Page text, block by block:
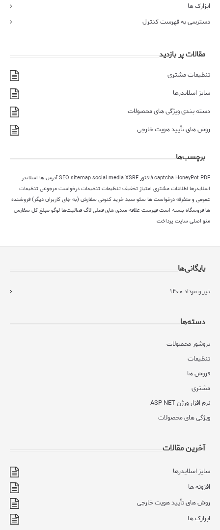
ابزارک ها
دسترسی به فهرست کنترل
مقالات پر بازدید
تنظیمات مشتری
سایز اسلایدرها
دسته بندی ویژگی های محصولات
روش های تأیید هویت خارجی
برچسب‌ها
captcha HoneyPot PDF فاکتور SEO sitemapsocial mediaXSRF آدرس ها اسلایدر
اسلایدرها اطلاعات مشتری امتیاز تخفیفتنظیماتتنظیمات درخواست مرجوعیتنظیمات
عمومی و متفرقهدرخواست هاسئوسبد خرید کنونیسفارش (به جای کاربران دیگر)فروشنده
هافروشگاه بسته استفهرست علاقه مندی های فعلیلاگ فعالیت‌هالوگومبلغ کل سفارش
منو اصلی سایتپرداخت
بایگانی‌ها
تیر و مرداد ۱۴۰۰
دسته‌ها
بروشور محصولات
تنظیمات
فروش ها
مشتری
نرم افزار ورژن ASP NET
ویژگی های محصولات
آخرین مقالات
سایز اسلایدرها
افزونه ها
روش های تأیید هویت خارجی
ابزارک ها